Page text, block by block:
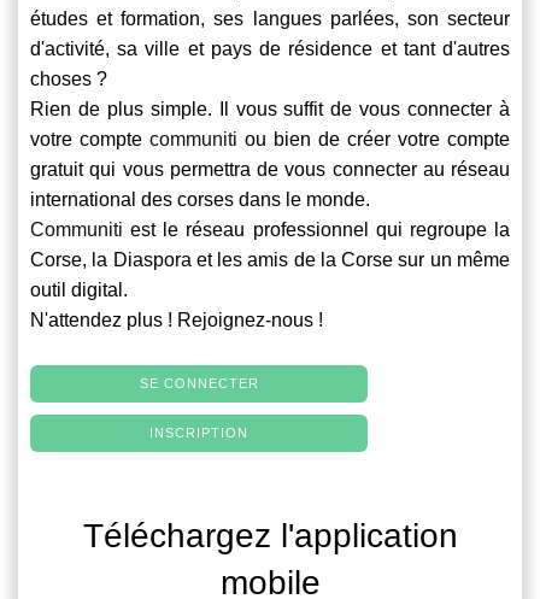
études et formation, ses langues parlées, son secteur
d'activité, sa ville et pays de résidence et tant d'autres
choses ?
Rien de plus simple. Il vous suffit de vous connecter à
votre compte communiti ou bien de créer votre compte
gratuit qui vous permettra de vous connecter au réseau
international des corses dans le monde.
Communiti est le réseau professionnel qui regroupe la
Corse, la Diaspora et les amis de la Corse sur un même
outil digital.
N'attendez plus ! Rejoignez-nous !
SE CONNECTER
INSCRIPTION
Téléchargez l'application
mobile